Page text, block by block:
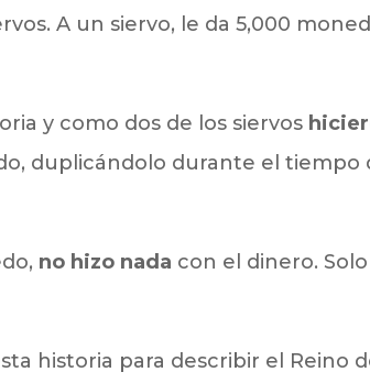
A un siervo, le da 5,000
y como dos de los siervos
duplicándolo durante el tiempo
no hizo nada con el dinero.
historia para describir el Reino